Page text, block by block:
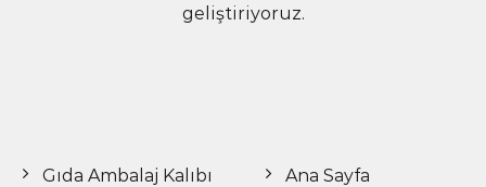
geliştiriyoruz.
Gıda Ambalaj Kalıbı Ana Sayfa